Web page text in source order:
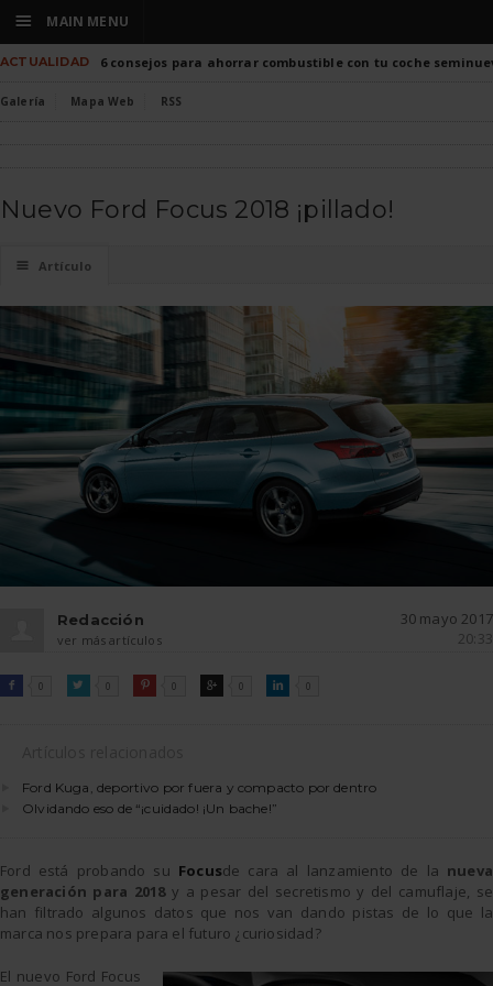
ACTUALIDAD 6 consejos para ahorrar combustible con tu coche
Galería Mapa Web RSS
Nuevo Ford Focus 2018 ¡pillado!
☰ Artículo
Redacción
ver más artículos
30 mayo 2017
20:33

FACEBOOK
0 
TWITTER0 
PINTEREST
0 
GOOGLE0 
LINKEDIN
0
Ford Kuga, deportivo por fuera y compacto por dentro
Olvidando eso de “¡cuidado! ¡Un bache!”
Ford está probando su Focusde cara al lanzamiento de la nueva
generación para 2018y a pesar del secretismo y del camuflaje, se
han filtrado algunos datos que nos van dando pistas de lo que la
marca nos prepara para el futuro ¿curiosidad?
El nuevo Ford Focus
☰ MAIN MENU